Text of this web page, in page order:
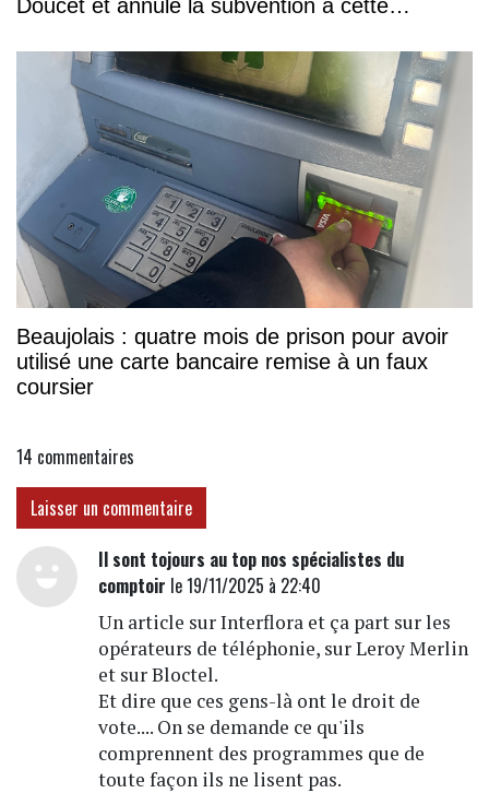
Doucet et annule la subvention à cette
Beaujolais : quatre mois de prison pour avoir
utilisé une carte bancaire remise à un faux
coursier
14 commentaires
Laisser un commentaire
Il sont tojours au top nos spécialistes du
comptoir le 19/11/2025 à 22:40
Un article sur Interflora et ça part sur les
opérateurs de téléphonie, sur Leroy Merlin
et sur Bloctel.
Et dire que ces gens-là ont le droit de
vote.... On se demande ce qu'ils
comprennent des programmes que de
toute façon ils ne lisent pas.